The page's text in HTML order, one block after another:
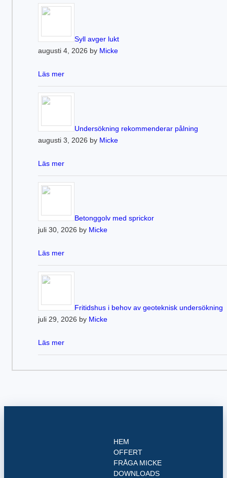
Syll avger lukt
augusti 4, 2026 by Micke
Läs mer
Undersökning rekommenderar pålning
augusti 3, 2026 by Micke
Läs mer
Betonggolv med sprickor
juli 30, 2026 by Micke
Läs mer
Fritidshus i behov av geoteknisk undersökning
juli 29, 2026 by Micke
Läs mer
HEM
OFFERT
FRÅGA MICKE
DOWNLOADS